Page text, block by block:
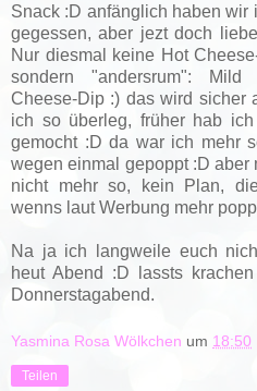
Snack :D anfänglich haben wir
gegessen, aber jezt doch
Nur diesmal keine Hot
sondern "andersrum":
Cheese-Dip :) das wird sicher
ich so überleg, früher hab
gemocht :D da war ich mehr
wegen einmal gepoppt :D
nicht mehr so, kein Plan,
wenns laut Werbung mehr
Na ja ich langweile euch
heut Abend :D lassts
Donnerstagabend.
Yasmina Rosa Wölkchen um 18:50
Teilen